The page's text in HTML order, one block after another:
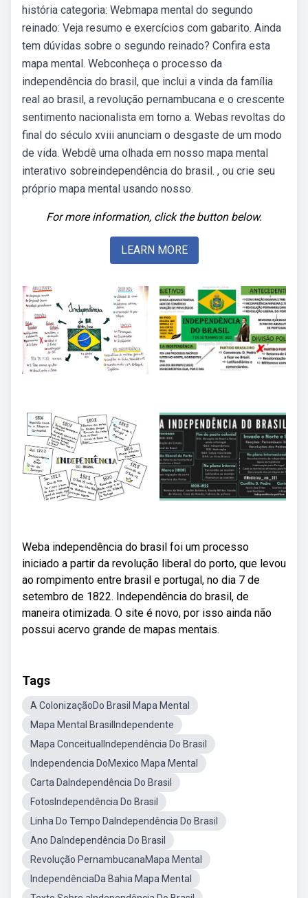
história categoria: Webmapa mental do segundo
reinado: Veja resumo e exercícios com gabarito. Ainda
tem dúvidas sobre o segundo reinado? Confira esta
mapa mental. Webconheça o processo da
independência do brasil, que inclui a vinda da família
real ao brasil, a revolução pernambucana e o crescente
sentimento nacionalista em torno a. Webas revoltas do
final do século xviii anunciam o desgaste de um modo
de vida. Webdê uma olhada em nosso mapa mental
interativo sobreindependência do brasil. , ou crie seu
próprio mapa mental usando nosso.
For more information, click the button below.
LEARN MORE
Weba independência do brasil foi um processo
iniciado a partir da revolução liberal do porto, que levou
ao rompimento entre brasil e portugal, no dia 7 de
setembro de 1822. Independência do brasil, de
maneira otimizada. O site é novo, por isso ainda não
possui acervo grande de mapas mentais.
Tags
A ColonizaçãoDo Brasil Mapa Mental
Mapa Mental BrasilIndependente
Mapa ConceitualIndependência Do Brasil
Independencia DoMexico Mapa Mental
Carta DaIndependência Do Brasil
FotosIndependência Do Brasil
Linha Do Tempo DaIndependência Do Brasil
Ano DaIndependência Do Brasil
Revolução PernambucanaMapa Mental
IndependênciaDa Bahia Mapa Mental